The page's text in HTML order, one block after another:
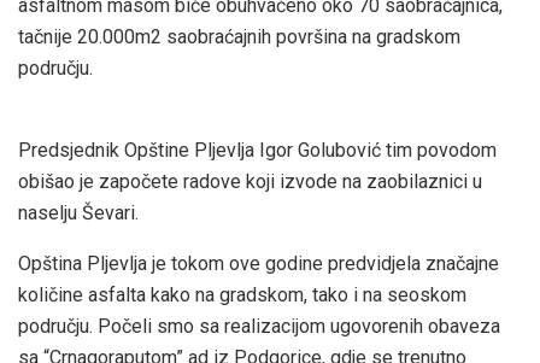
asfaltnom masom biće obuhvaćeno oko 70 saobraćajnica,
tačnije 20.000m2 saobraćajnih površina na gradskom
području.
Predsjednik Opštine Pljevlja Igor Golubović tim povodom
obišao je započete radove koji izvode na zaobilaznici u
naselju Ševari.
Opština Pljevlja je tokom ove godine predvidjela značajne
količine asfalta kako na gradskom, tako i na seoskom
području. Počeli smo sa realizacijom ugovorenih obaveza
sa “Crnagoraputom” ad iz Podgorice, gdje se trenutno